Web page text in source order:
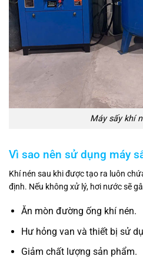
Máy sấy khí
Vì sao nên sử dụng máy
Khí nén sau khi được tạo ra luôn
định. Nếu không xử lý, hơi nước sẽ
Ăn mòn đường ống khí nén.
Hư hỏng van và thiết bị sử
Giảm chất lượng sản phẩm.